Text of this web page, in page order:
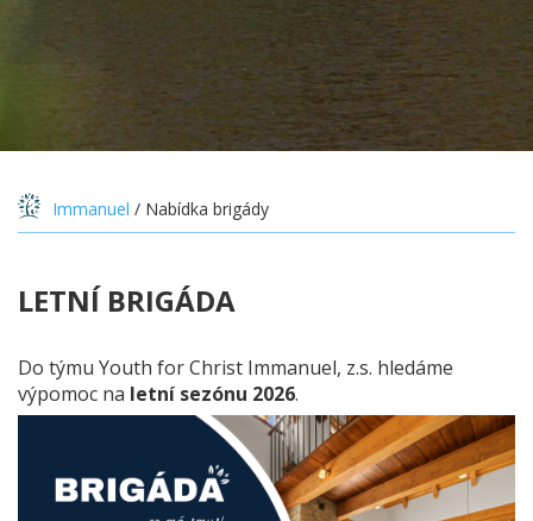
Immanuel / Nabídka brigády
LETNÍ BRIGÁDA
Do týmu Youth for Christ Immanuel, z.s. hledáme
výpomoc na letní sezónu 2026.